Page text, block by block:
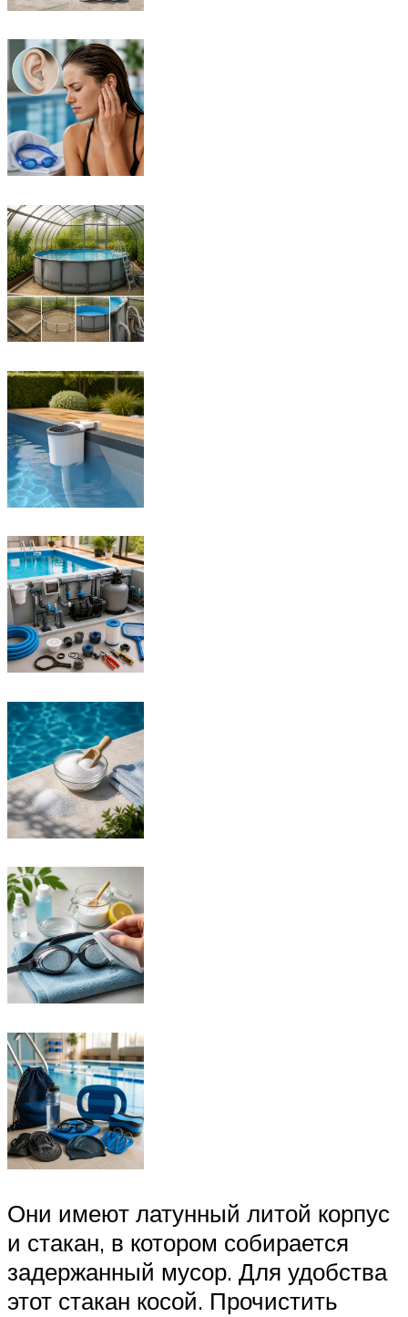
Они имеют латунный литой корпус
и стакан, в котором собирается
задержанный мусор. Для удобства
этот стакан косой. Прочистить